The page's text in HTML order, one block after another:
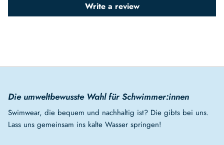
Write a review
Die umweltbewusste Wahl für Schwimmer:innen
Swimwear, die bequem und nachhaltig ist? Die gibts bei uns.
Lass uns gemeinsam ins kalte Wasser springen!